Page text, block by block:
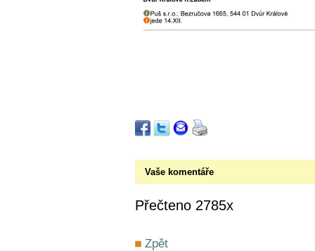
Vaše komentáře
Přečteno 2785x
Zpět